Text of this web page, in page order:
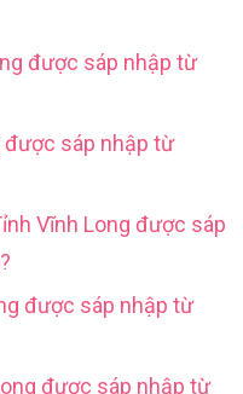
được sáp nhập từ
được sáp nhập từ
Vĩnh Long được sáp
được sáp nhập từ
được sáp nhập từ